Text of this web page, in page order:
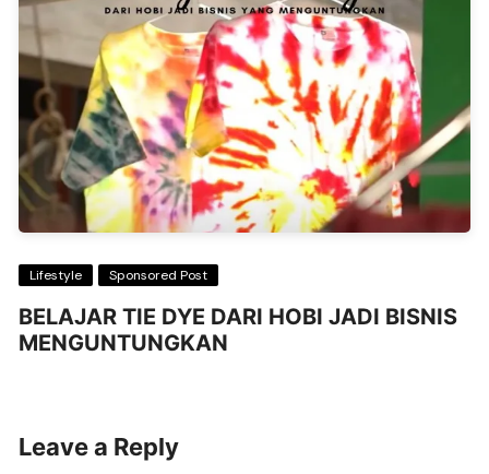
Lifestyle Sponsored Post
BELAJAR TIE DYE DARI HOBI JADI BISNIS
MENGUNTUNGKAN
Leave a Reply